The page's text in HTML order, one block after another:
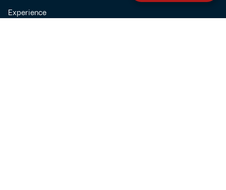
Experience